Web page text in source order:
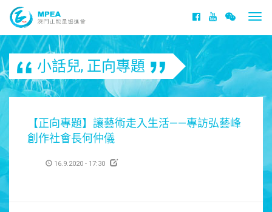
小話兒, 正向專題
【正向專題】讓藝術走入生活——專訪弘藝峰
創作社會長何仲儀
16.9.2020 - 17:30